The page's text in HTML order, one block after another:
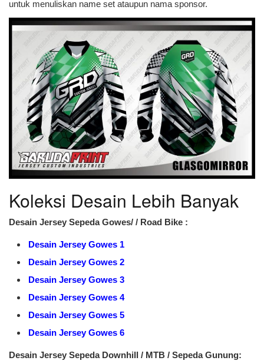
untuk menuliskan name set ataupun nama sponsor.
Koleksi Desain Lebih Banyak
Desain Jersey Sepeda Gowes/ / Road Bike :
Desain Jersey Gowes 1
Desain Jersey Gowes 2
Desain Jersey Gowes 3
Desain Jersey Gowes 4
Desain Jersey Gowes 5
Desain Jersey Gowes 6
Desain Jersey Sepeda Downhill / MTB / Sepeda Gunung: